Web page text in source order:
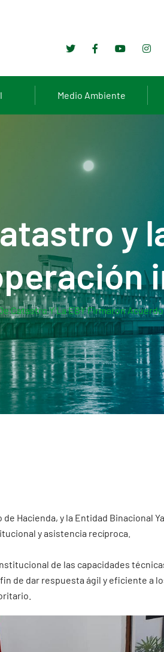
Medio Ambiente
y
Catastro Y La EBY Firmaron
Hacienda, y la Entidad Binacional
y asistencia recíproca.
de las capacidades
de dar respuesta ágil y eficiente a